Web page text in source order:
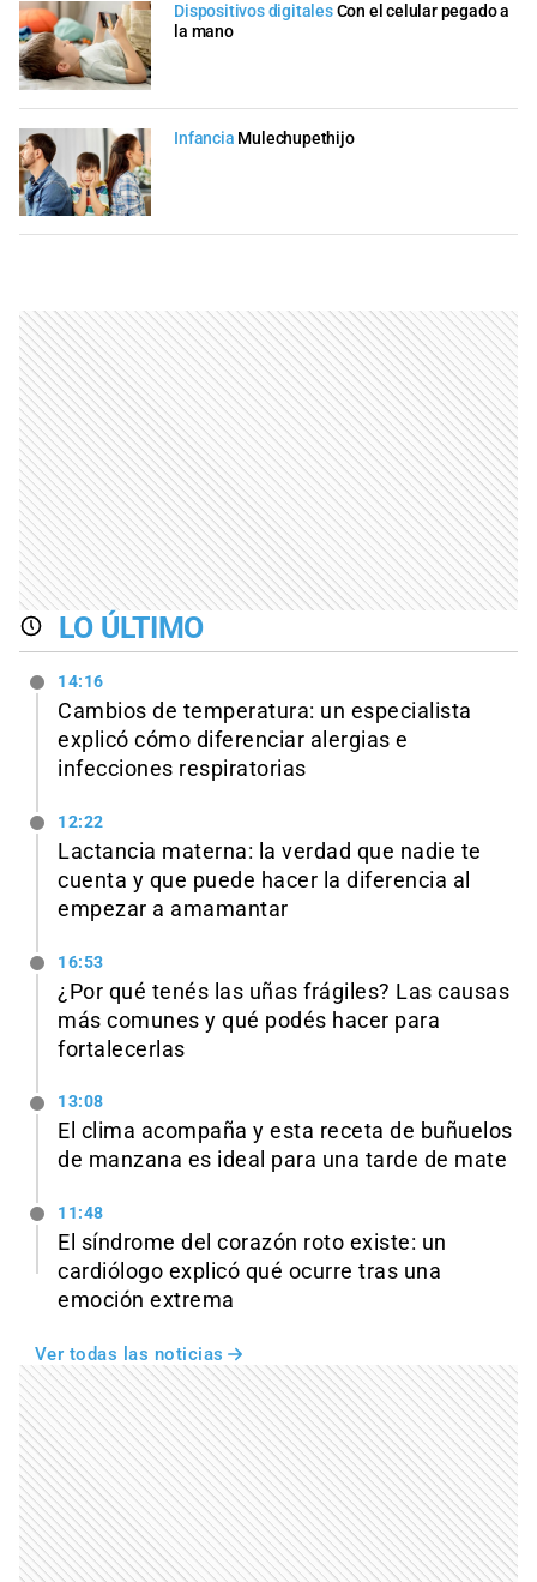
Dispositivos digitalesCon el celular pegado a
la mano
Infancia Mulechupethijo
LO ÚLTIMO
14:16
Cambios de temperatura: un especialista
explicó cómo diferenciar alergias e
infecciones respiratorias
12:22
Lactancia materna: la verdad que nadie te
cuenta y que puede hacer la diferencia al
empezar a amamantar
16:53
¿Por qué tenés las uñas frágiles? Las causas
más comunes y qué podés hacer para
fortalecerlas
13:08
El clima acompaña y esta receta de buñuelos
de manzana es ideal para una tarde de mate
11:48
El síndrome del corazón roto existe: un
cardiólogo explicó qué ocurre tras una
emoción extrema
Ver todas las noticias